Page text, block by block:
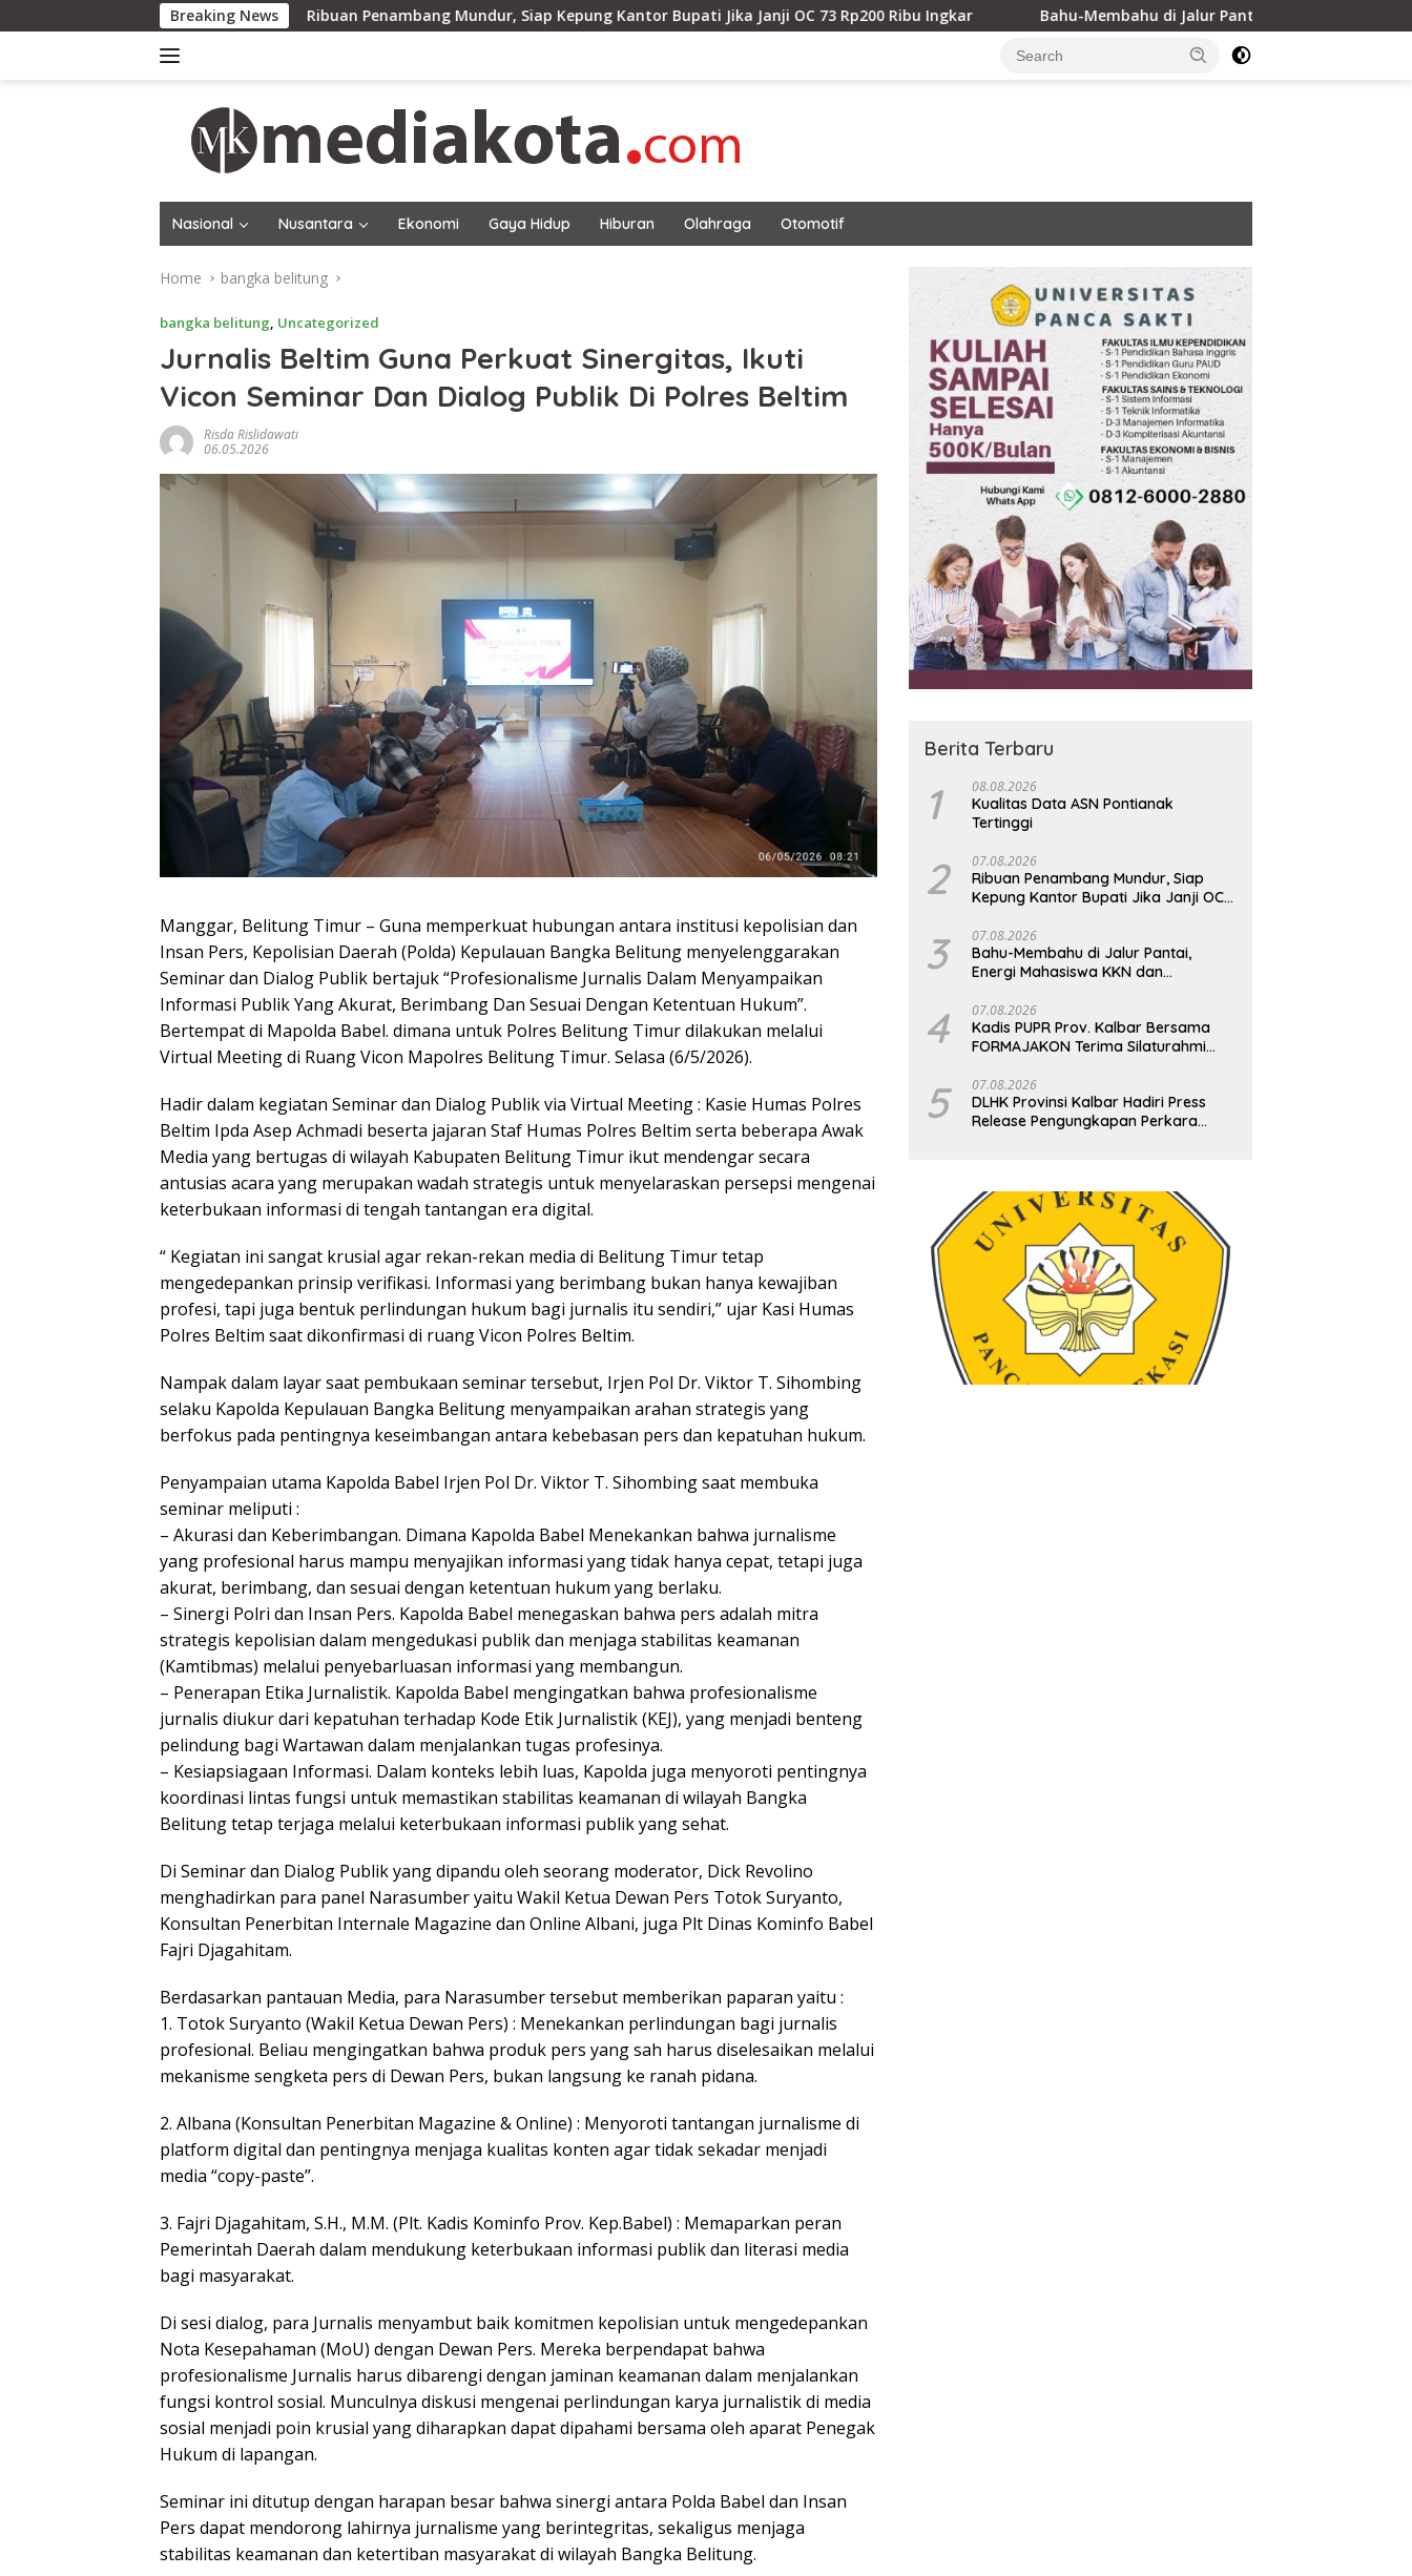
to
Breaking News
Ribuan Penambang Mundur, Siap Kepung Kantor Bupati Jika Janji OC 73 Rp200 Ribu Ingkar Bahu-Membahu di Jalur Pantai, Energi Mahasiswa KKN dan
Nasional Nusantara Ekonomi Gaya Hidup Hiburan Olahraga Otomotif
Home bangka belitung
bangka belitung, Uncategorized
Jurnalis Beltim Guna Perkuat Sinergitas, Ikuti
Vicon Seminar Dan Dialog Publik Di Polres Beltim
Risda Rislidawati
06.05.2026
Manggar, Belitung Timur – Guna memperkuat hubungan antara institusi kepolisian dan
Insan Pers, Kepolisian Daerah (Polda) Kepulauan Bangka Belitung menyelenggarakan
Seminar dan Dialog Publik bertajuk “Profesionalisme Jurnalis Dalam Menyampaikan
Informasi Publik Yang Akurat, Berimbang Dan Sesuai Dengan Ketentuan Hukum”.
Bertempat di Mapolda Babel. dimana untuk Polres Belitung Timur dilakukan melalui
Virtual Meeting di Ruang Vicon Mapolres Belitung Timur. Selasa (6/5/2026).
Hadir dalam kegiatan Seminar dan Dialog Publik via Virtual Meeting : Kasie Humas Polres
Beltim Ipda Asep Achmadi beserta jajaran Staf Humas Polres Beltim serta beberapa Awak
Media yang bertugas di wilayah Kabupaten Belitung Timur ikut mendengar secara
antusias acara yang merupakan wadah strategis untuk menyelaraskan persepsi mengenai
keterbukaan informasi di tengah tantangan era digital.
“ Kegiatan ini sangat krusial agar rekan-rekan media di Belitung Timur tetap
mengedepankan prinsip verifikasi. Informasi yang berimbang bukan hanya kewajiban
profesi, tapi juga bentuk perlindungan hukum bagi jurnalis itu sendiri,” ujar Kasi Humas
Polres Beltim saat dikonfirmasi di ruang Vicon Polres Beltim.
Nampak dalam layar saat pembukaan seminar tersebut, Irjen Pol Dr. Viktor T. Sihombing
selaku Kapolda Kepulauan Bangka Belitung menyampaikan arahan strategis yang
berfokus pada pentingnya keseimbangan antara kebebasan pers dan kepatuhan hukum.
Penyampaian utama Kapolda Babel Irjen Pol Dr. Viktor T. Sihombing saat membuka
seminar meliputi :
– Akurasi dan Keberimbangan. Dimana Kapolda Babel Menekankan bahwa jurnalisme
yang profesional harus mampu menyajikan informasi yang tidak hanya cepat, tetapi juga
akurat, berimbang, dan sesuai dengan ketentuan hukum yang berlaku.
– Sinergi Polri dan Insan Pers. Kapolda Babel menegaskan bahwa pers adalah mitra
strategis kepolisian dalam mengedukasi publik dan menjaga stabilitas keamanan
(Kamtibmas) melalui penyebarluasan informasi yang membangun.
– Penerapan Etika Jurnalistik. Kapolda Babel mengingatkan bahwa profesionalisme
jurnalis diukur dari kepatuhan terhadap Kode Etik Jurnalistik (KEJ), yang menjadi benteng
pelindung bagi Wartawan dalam menjalankan tugas profesinya.
– Kesiapsiagaan Informasi. Dalam konteks lebih luas, Kapolda juga menyoroti pentingnya
koordinasi lintas fungsi untuk memastikan stabilitas keamanan di wilayah Bangka
Belitung tetap terjaga melalui keterbukaan informasi publik yang sehat.
Di Seminar dan Dialog Publik yang dipandu oleh seorang moderator, Dick Revolino
menghadirkan para panel Narasumber yaitu Wakil Ketua Dewan Pers Totok Suryanto,
Konsultan Penerbitan Internale Magazine dan Online Albani, juga Plt Dinas Kominfo Babel
Fajri Djagahitam.
Berdasarkan pantauan Media, para Narasumber tersebut memberikan paparan yaitu :
1. Totok Suryanto (Wakil Ketua Dewan Pers) : Menekankan perlindungan bagi jurnalis
profesional. Beliau mengingatkan bahwa produk pers yang sah harus diselesaikan melalui
mekanisme sengketa pers di Dewan Pers, bukan langsung ke ranah pidana.
2. Albana (Konsultan Penerbitan Magazine & Online) : Menyoroti tantangan jurnalisme di
platform digital dan pentingnya menjaga kualitas konten agar tidak sekadar menjadi
media “copy-paste”.
3. Fajri Djagahitam, S.H., M.M. (Plt. Kadis Kominfo Prov. Kep.Babel) : Memaparkan peran
Pemerintah Daerah dalam mendukung keterbukaan informasi publik dan literasi media
bagi masyarakat.
Di sesi dialog, para Jurnalis menyambut baik komitmen kepolisian untuk mengedepankan
Nota Kesepahaman (MoU) dengan Dewan Pers. Mereka berpendapat bahwa
profesionalisme Jurnalis harus dibarengi dengan jaminan keamanan dalam menjalankan
fungsi kontrol sosial. Munculnya diskusi mengenai perlindungan karya jurnalistik di media
sosial menjadi poin krusial yang diharapkan dapat dipahami bersama oleh aparat Penegak
Hukum di lapangan.
Seminar ini ditutup dengan harapan besar bahwa sinergi antara Polda Babel dan Insan
Pers dapat mendorong lahirnya jurnalisme yang berintegritas, sekaligus menjaga
stabilitas keamanan dan ketertiban masyarakat di wilayah Bangka Belitung.
Berita Terbaru
1 08.08.2026
Kualitas Data ASN Pontianak
Tertinggi
2 07.08.2026
Ribuan Penambang Mundur, Siap
Kepung Kantor Bupati Jika Janji OC
3 07.08.2026
Bahu-Membahu di Jalur Pantai,
Energi Mahasiswa KKN dan
Kembali Sukamandi
4 07.08.2026
Kadis PUPR Prov. Kalbar Bersama
FORMAJAKON Terima Silaturahmi
5 07.08.2026
DLHK Provinsi Kalbar Hadiri Press
Release Pengungkapan Perkara